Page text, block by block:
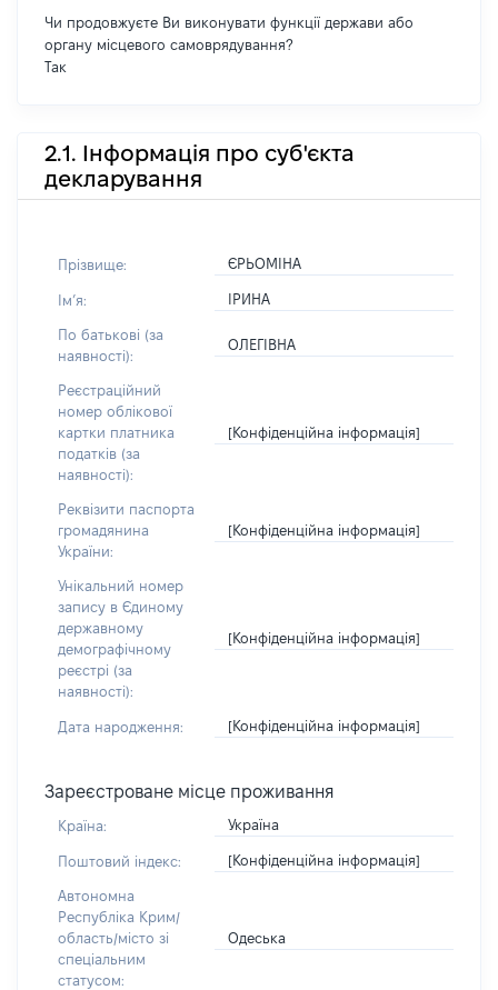
Чи продовжуєте Ви виконувати функції держави або
органу місцевого самоврядування?
Так
2.1. Інформація про суб'єкта
декларування
Прізвище: ЄРЬОМІНА
Імʼя: ІРИНА
По батькові (за
наявності):
ОЛЕГІВНА
Реєстраційний
номер облікової
картки платника
податків (за
наявності):
[Конфіденційна інформація]
Реквізити паспорта
громадянина
України:
[Конфіденційна інформація]
Унікальний номер
запису в Єдиному
державному
демографічному
реєстрі (за
наявності):
[Конфіденційна інформація]
Дата народження: [Конфіденційна інформація]
Зареєстроване місце проживання
Країна: Україна
Поштовий індекс: [Конфіденційна інформація]
Автономна
Республіка Крим/
область/місто зі
спеціальним
статусом:
Одеська